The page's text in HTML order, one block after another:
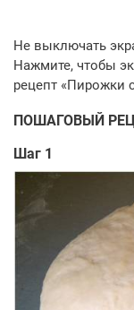
ПОШАГОВЫЙ
Шаг 1